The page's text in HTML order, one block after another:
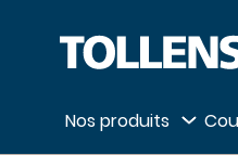
Passer la liste
Nos produits